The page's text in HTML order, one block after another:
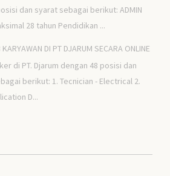
dan syarat sebagai berikut: ADMIN
28 tahun Pendidikan ...
DI PT DJARUM SECARA ONLINE
di PT. Djarum dengan 48 posisi dan
berikut: 1. Tecnician - Electrical 2.
D...